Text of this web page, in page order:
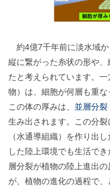
約4億7千年前に淡水域
縦に繋がった糸状の形や
たと考えられています。
物）は、細胞が何層も重な
この体の厚みは、 並層分裂
生み出されます。この分
（水通導組織）を作り出
した陸上環境でも生活で
層分裂が植物の陸上進出
が、植物の進化の過程で